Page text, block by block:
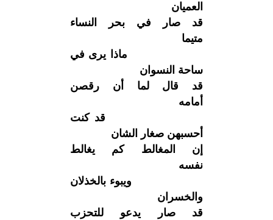
العميان
قد صار في بحر النساء
متيما
ماذا يرى في
ساحة النسوان
قد قال لما أن رقصن
أمامه
قد كنت
أحسبهن صغار الشان
إن المغالط كم يغالط
نفسه
ويبوء بالخذلان
والخسران
قد صار يدعو للتحزب